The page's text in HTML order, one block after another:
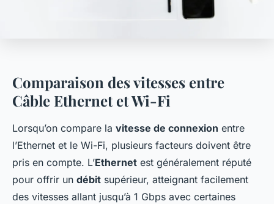
Comparaison des vitesses entre
Câble Ethernet et Wi-Fi
Lorsqu’on compare la vitesse de connexion entre
l’Ethernet et le Wi-Fi, plusieurs facteurs doivent être
pris en compte. L’Ethernet est généralement réputé
pour offrir un débit supérieur, atteignant facilement
des vitesses allant jusqu’à 1 Gbps avec certaines